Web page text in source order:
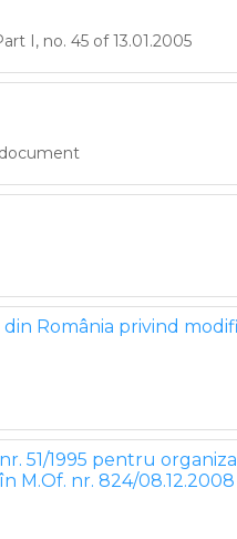
I, no. 45 of 13.01.2005
România privind
51/1995 pentru
M.Of. nr. 824/08.12.2008